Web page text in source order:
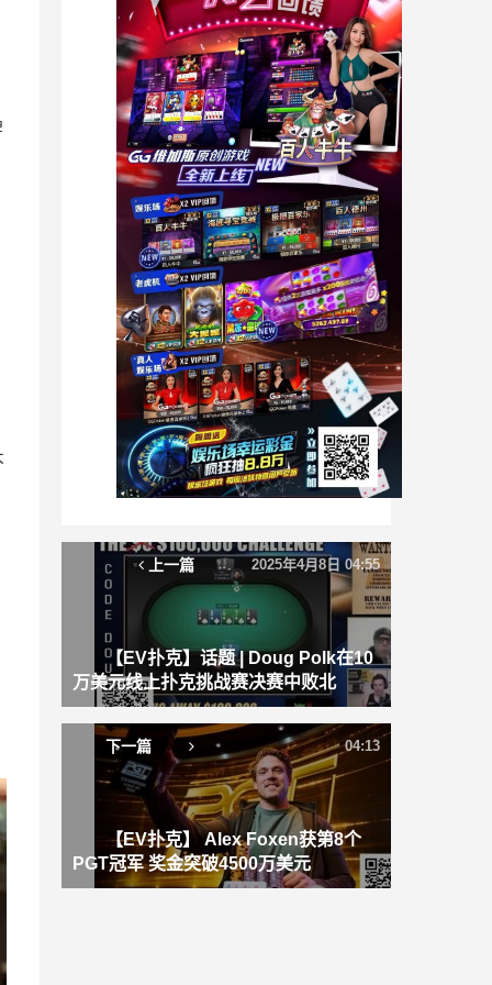
上一篇
【EV扑克】话题 | Doug Polk在10
万美元线上扑克挑战赛决赛中败北
2025年4月8日 04:55
下一篇
【EV扑克】 Alex Foxen获第8个
PGT冠军 奖金突破4500万美元
04:13